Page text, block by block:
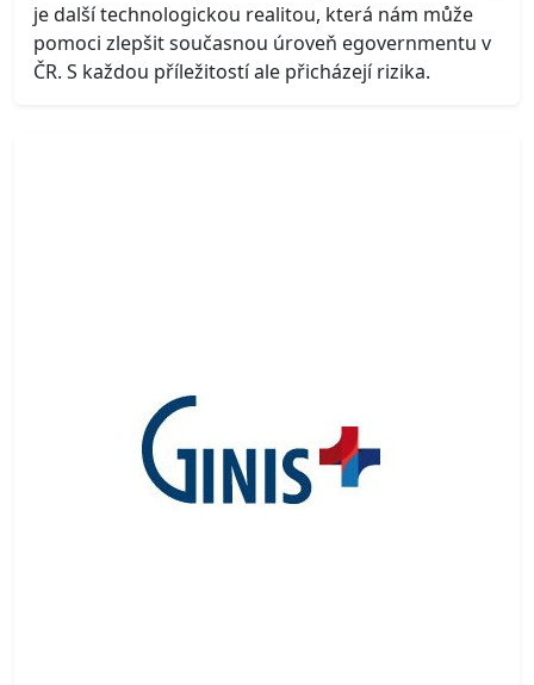
je další technologickou realitou, která nám může
pomoci zlepšit současnou úroveň egovernmentu v
ČR. S každou příležitostí ale přicházejí rizika.